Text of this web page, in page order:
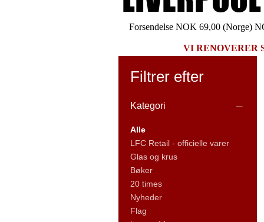
Forsendelse NOK 69,00 (Norge)
VI RENOVERER
Filtrer efter
Kategori
Alle
LFC Retail - officielle varer
Glas og krus
Bøker
20 times
Nyheder
Flag